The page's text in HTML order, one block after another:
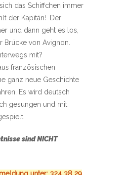
das Schiffchen immer
der Kapitän! Der
und dann geht es los,
Brücke von Avignon.
mit?
französischen
ganz neue Geschichte
Es wird deutsch
gesungen und mit
sind NICHT